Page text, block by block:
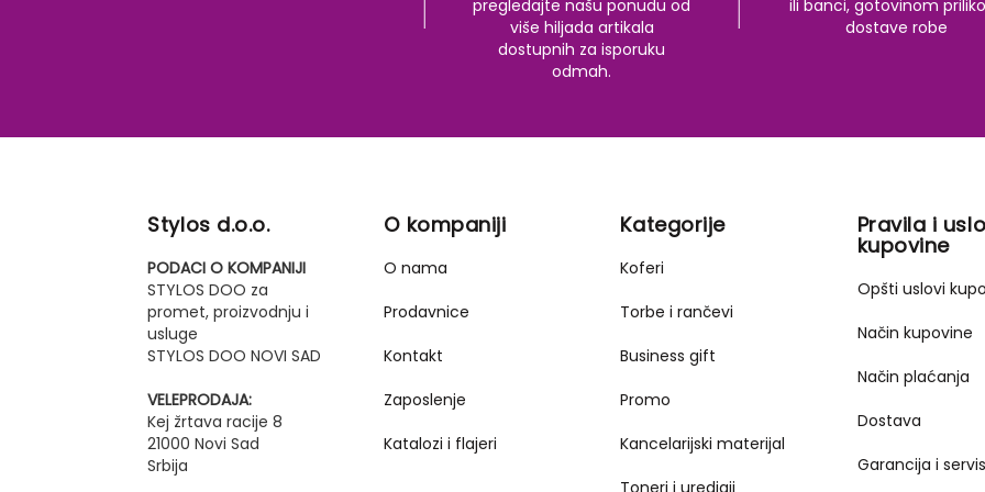
pregledajte našu ponudu od
više hiljada artikala
dostupnih za isporuku
odmah.
ili banci, gotovinom
dostave robe
Stylos d.o.o.
PODACI O KOMPANIJI
STYLOS DOO za
promet, proizvodnju i
usluge
STYLOS DOO NOVI SAD
VELEPRODAJA:
Kej žrtava racije 8
21000 Novi Sad
Srbija
O kompaniji
O nama
Prodavnice
Kontakt
Zaposlenje
Katalozi i flajeri
Kategorije
Koferi
Torbe i rančevi
Business gift
Promo
Kancelarijski materijal
Toneri i uredjaji
Pravila i
kupovine
Opšti uslovi
Način kupovine
Način plaćanja
Dostava
Garancija i servis